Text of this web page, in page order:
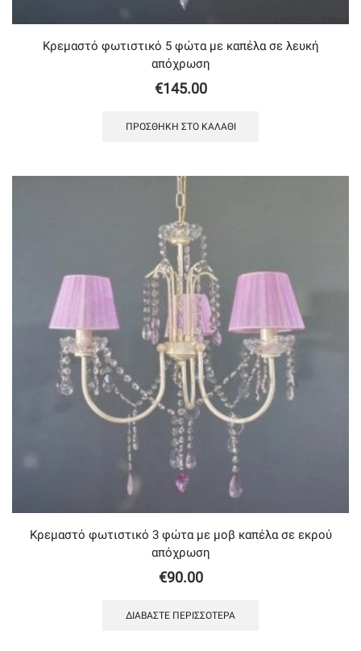
Κρεμαστό φωτιστικό 5 φώτα με καπέλα σε λευκή
απόχρωση
€145.00
ΠΡΟΣΘΉΚΗ ΣΤΟ ΚΑΛΆΘΙ
Κρεμαστό φωτιστικό 3 φώτα με μοβ καπέλα σε εκρού
απόχρωση
€90.00
ΔΙΑΒΆΣΤΕ ΠΕΡΙΣΣΌΤΕΡΑ